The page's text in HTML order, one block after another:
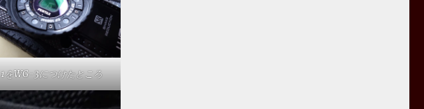
1をWG-3につけたところ